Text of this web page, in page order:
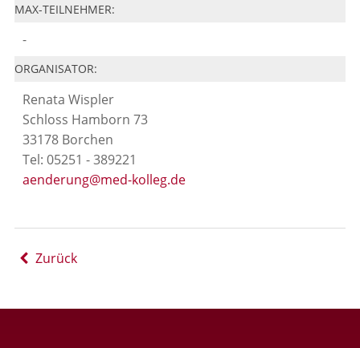
MAX-TEILNEHMER:
-
ORGANISATOR:
Renata Wispler
Schloss Hamborn 73
33178 Borchen
Tel: 05251 - 389221
aenderung@med-kolleg.de
Zurück